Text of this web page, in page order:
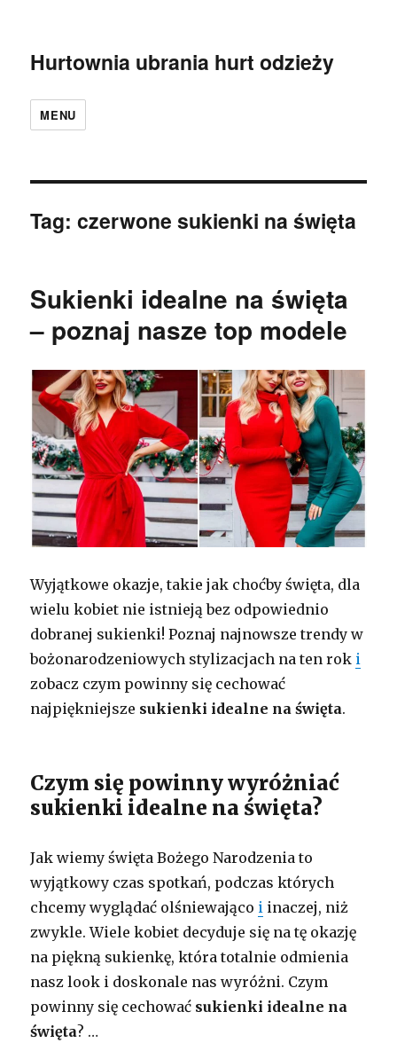
Hurtownia ubrania hurt odzieży
MENU
Tag:czerwone sukienki na święta
Sukienki idealne na święta
– poznaj nasze top modele
Wyjątkowe okazje, takie jak choćby święta, dla
wielu kobiet nie istnieją bez odpowiednio
dobranej sukienki! Poznaj najnowsze trendy w
bożonarodzeniowych stylizacjach na ten rok i
zobacz czym powinny się cechować
najpiękniejsze sukienki idealne na święta.
Czym się powinny wyróżniać
sukienki idealne na święta?
Jak wiemy święta Bożego Narodzenia to
wyjątkowy czas spotkań, podczas których
chcemy wyglądać olśniewająco i inaczej, niż
zwykle. Wiele kobiet decyduje się na tę okazję
na piękną sukienkę, która totalnie odmienia
nasz look i doskonale nas wyróżni. Czym
powinny się cechować sukienki idealne na
święta? …